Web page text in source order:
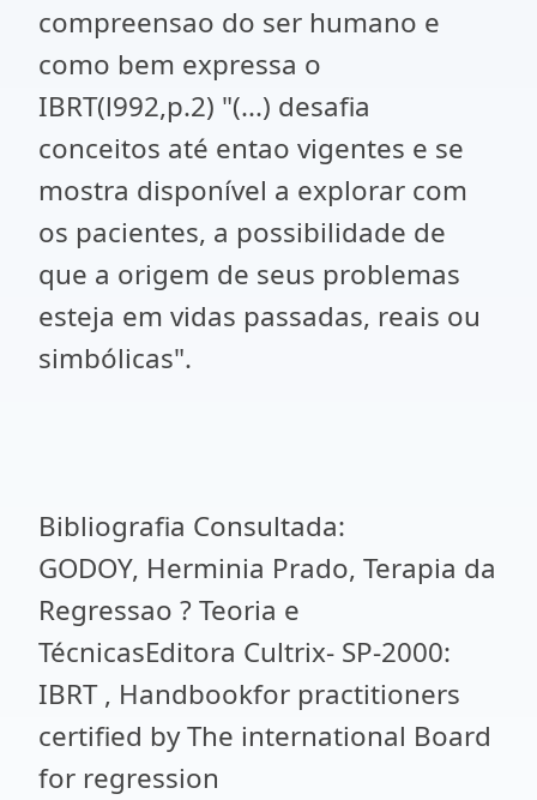
compreensao do ser humano e
como bem expressa o
IBRT(l992,p.2) "(...) desafia
conceitos até entao vigentes e se
mostra disponível a explorar com
os pacientes, a possibilidade de
que a origem de seus problemas
esteja em vidas passadas, reais ou
simbólicas".
Bibliografia Consultada:
GODOY, Herminia Prado, Terapia da
Regressao ? Teoria e
TécnicasEditora Cultrix- SP-2000:
IBRT , Handbookfor practitioners
certified by The international Board
for regression